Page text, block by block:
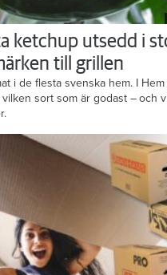
ketchup utsedd i
till grillen
i de flesta svenska hem. I
sort som är godast – och